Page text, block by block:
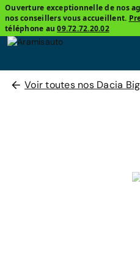
Ouverture exceptionnelle de nos
nos conseillers vous accueillent.
téléphone au09.72.72.20.02
Voir toutes nos Dacia